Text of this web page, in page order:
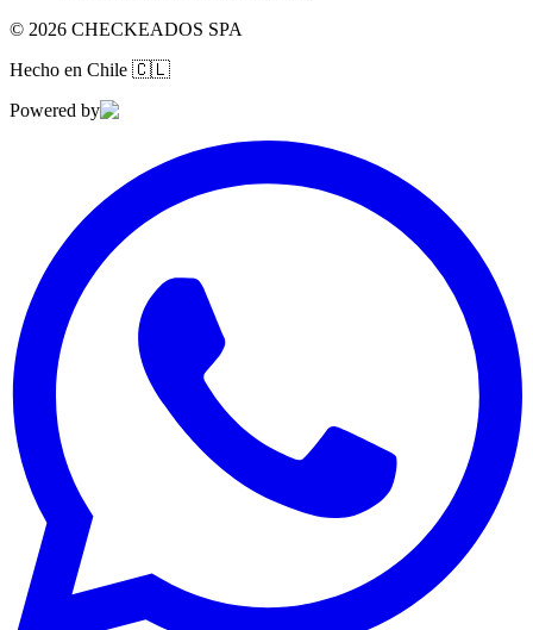
© 2026 CHECKEADOS SPA
Hecho en Chile 🇨🇱
Powered by